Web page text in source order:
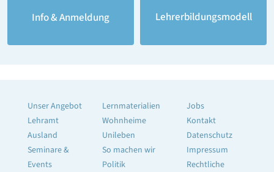
Info & Anmeldung Lehrerbildungsmodell
Unser Angebot
Lehramt
Ausland
Seminare &
Events
Lernmaterialien
Wohnheime
Unileben
So machen wir
Politik
Jobs
Kontakt
Datenschutz
Impressum
Rechtliche